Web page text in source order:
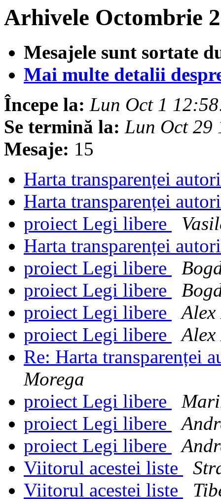
Arhivele Octombrie
Mesajele sunt sortate
Mai multe detalii
Începe la: Lun Oct 1
Se termină la: Lun Oct 29
Mesaje: 15
Harta transparenței
Harta transparenței
proiect Legi libere
Harta transparenței
proiect Legi libere
proiect Legi libere
proiect Legi libere
Alex
proiect Legi libere
Alex
Re: Harta transparenței
Morega
proiect Legi libere
proiect Legi libere
proiect Legi libere
Viitorul acestei liste
Viitorul acestei liste